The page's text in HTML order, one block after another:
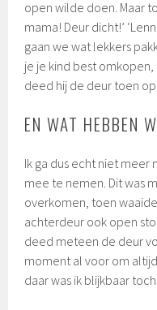
open wilde doen. Maar
mama! Deur dicht!’
gaan we wat lekkers
je je kind best omkopen,
deed hij de deur toen
EN WAT HEBBEN
Ik ga dus echt niet
mee te nemen. Dit was
overkomen, toen
achterdeur ook open
deed meteen de deur
moment al voor om
daar was ik blijkbaar